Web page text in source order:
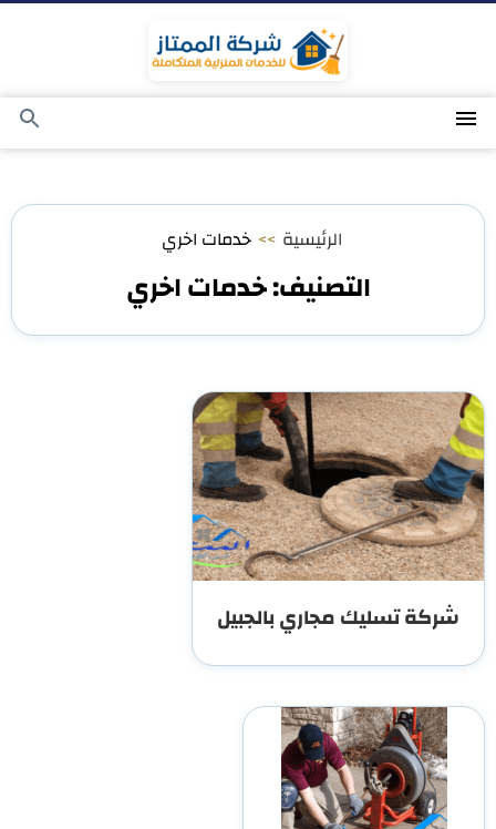
المحتوى
القائمة
بحث
الرئيسية >> خدمات اخري
التصنيف:خدمات اخري
شركة تسليك مجاري بالجبيل